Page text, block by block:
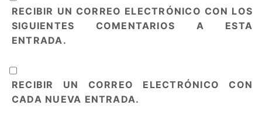
RECIBIR UN CORREO ELECTRÓNICO CON LOS
SIGUIENTES COMENTARIOS A ESTA
ENTRADA.
RECIBIR UN CORREO ELECTRÓNICO CON
CADA NUEVA ENTRADA.